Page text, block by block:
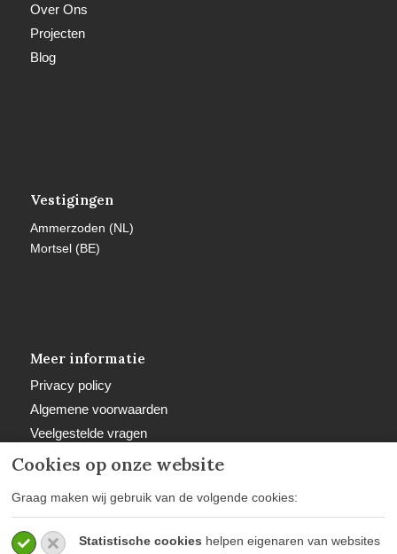
Cookies op onze website
Graag maken wij gebruik van de volgende cookies:
Statistische cookies helpen eigenaren van websites
Over Ons
Projecten
Blog
Vestigingen
Ammerzoden (NL)
Mortsel (BE)
Meer informatie
Privacy policy
Algemene voorwaarden
Veelgestelde vragen
Retourbeleid